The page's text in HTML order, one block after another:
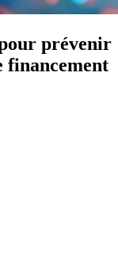
prévenir
financement